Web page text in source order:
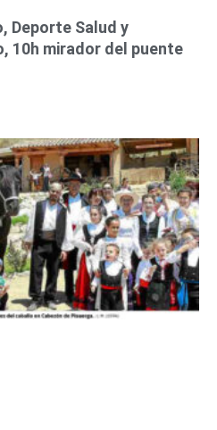
Deporte Salud y
10h mirador del puente